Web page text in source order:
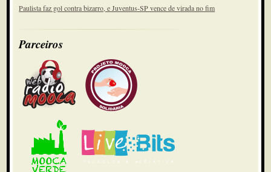
Paulista faz gol contra bizarro, e Juventus-SP vence de virada no fim
Parceiros